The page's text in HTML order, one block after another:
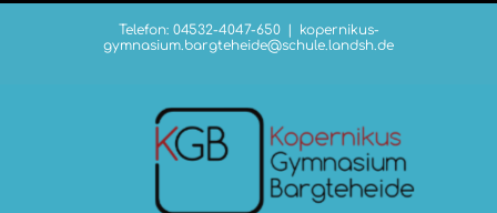
Telefon: 04532-4047-650
kopernikus-
gymnasium.bargteheide@schule.landsh.de